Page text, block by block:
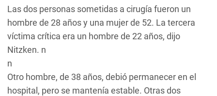
Las dos personas sometidas a cirugía fueron un
hombre de 28 años y una mujer de 52. La tercera
víctima crítica era un hombre de 22 años, dijo
Nitzken. n
n
Otro hombre, de 38 años, debió permanecer en el
hospital, pero se mantenía estable. Otras dos